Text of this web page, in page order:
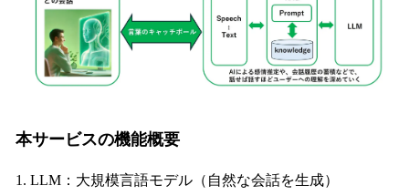
本サービスの機能概要
1. LLM：大規模言語モデル（自然な会話を生成）